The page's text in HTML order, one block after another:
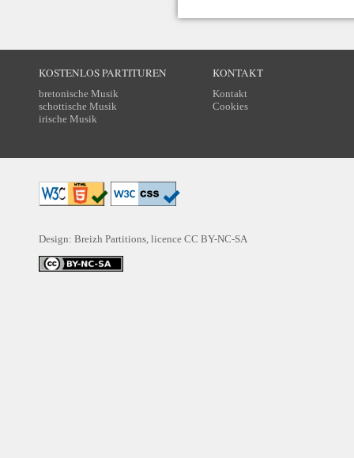
KOSTENLOS PARTITUREN
bretonische Musik
schottische Musik
irische Musik
KONTAKT
Kontakt
Cookies
Design: Breizh Partitions, licence CC BY-NC-SA